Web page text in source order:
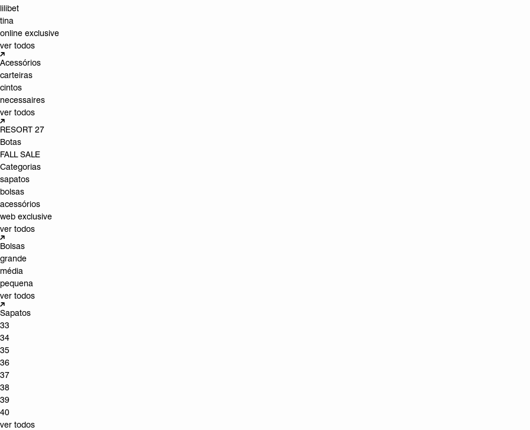
lilibet
tina
online exclusive
ver todos
Acessórios
carteiras
cintos
necessaires
ver todos
RESORT 27
Botas
FALL SALE
Categorias
sapatos
bolsas
acessórios
web exclusive
ver todos
Bolsas
grande
média
pequena
ver todos
Sapatos
33
34
35
36
37
38
39
40
ver todos